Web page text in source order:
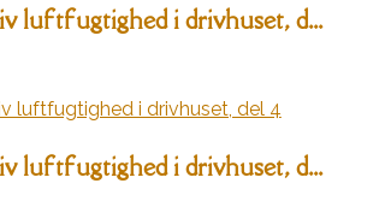
luftfugtighed i drivhuset, d...
luftfugtighed i drivhuset, d...